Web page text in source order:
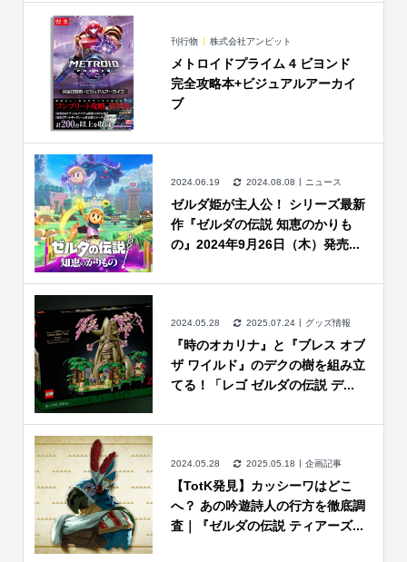
刊行物 株式会社アンビット
メトロイドプライム 4 ビヨンド
完全攻略本+ビジュアルアーカイ
ブ
2024.06.19 2024.08.08 ニュース
ゼルダ姫が主人公！ シリーズ最新
作『ゼルダの伝説 知恵のかりも
の』2024年9月26日（木）発売...
2024.05.28 2025.07.24 グッズ情報
『時のオカリナ』と『ブレス オブ
ザ ワイルド』のデクの樹を組み立
てる！「レゴ ゼルダの伝説 デ...
2024.05.28 2025.05.18 企画記事
【TotK発見】カッシーワはどこ
へ？ あの吟遊詩人の行方を徹底調
査｜『ゼルダの伝説 ティアーズ...